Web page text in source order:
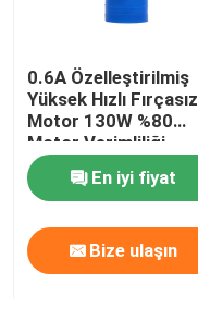
0.6A Özelleştirilmiş
Yüksek Hızlı Fırçasız
Motor 130W %80
Motor Verimliliği
En iyi fiyat
Bize ulaşın